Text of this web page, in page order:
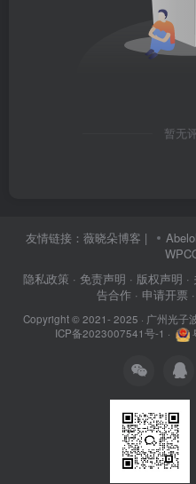
暂无
友情链接： 薇晓朵博客 |
隐私政策 · 免责声明 · 版权声明 ·
告合作 · 申请开票
Copyright © 2021- 2025 · 广州光子
ICP备2023007541号-1 ·